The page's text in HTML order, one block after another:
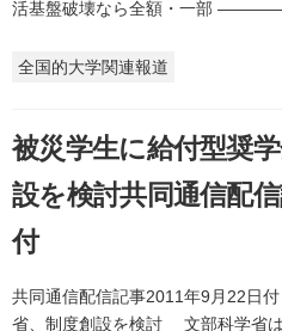
活基盤破壊なら全額・一部
全国的大学関連報道
被災学生に給付型奨
設を検討共同通信配
付
共同通信配信記事2011年9月22日
省、制度創設を検討 文部科学省